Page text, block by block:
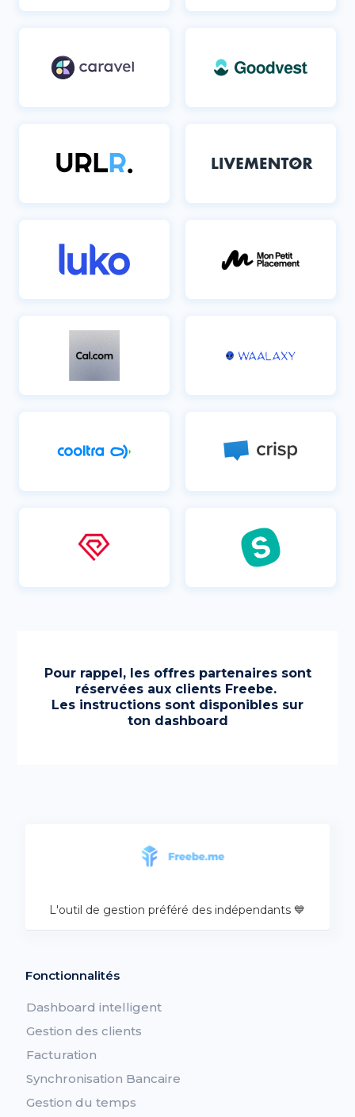
Pour rappel, les offres partenaires sont
réservées aux clients Freebe.
Les instructions sont disponibles sur
ton dashboard
L'outil de gestion préféré des indépendants 💙
Fonctionnalités
Dashboard intelligent
Gestion des clients
Facturation
Synchronisation Bancaire
Gestion du temps